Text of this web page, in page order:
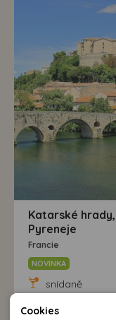
Katarské
Pyreneje
Francie
NOVINKA
snídaně
Cookies